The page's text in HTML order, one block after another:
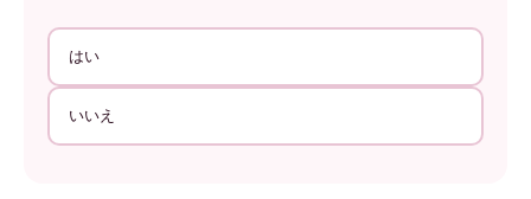
はい
いいえ